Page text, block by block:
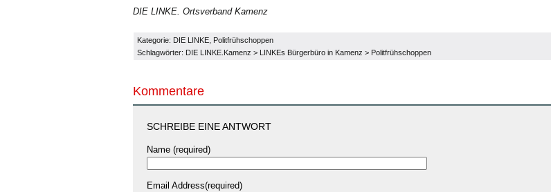
DIE LINKE. Ortsverband Kamenz
Kategorie: DIE LINKE Politfrühschoppen
Schlagwörter: DIE LINKE.Kamenz > LINKEs Bürgerbüro in Kamenz > Politfrühschoppen
Kommentare
SCHREIBE EINE ANTWORT
Name (required)
Email Address(required)